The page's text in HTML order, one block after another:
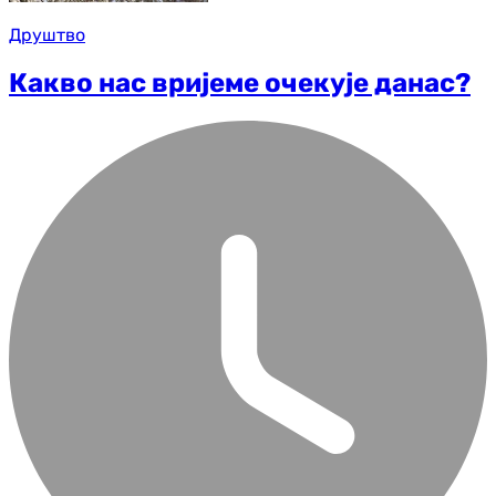
Друштво
Какво нас вријеме очекује данас?